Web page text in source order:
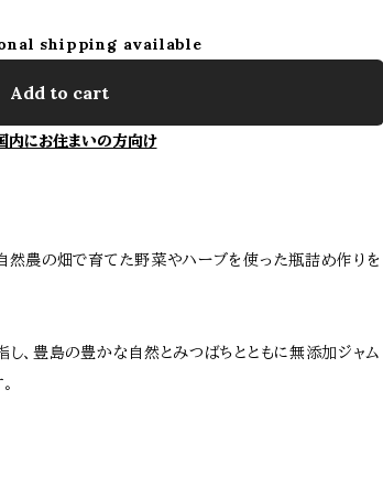
shipping available
Add to cart
内にお住まいの方向け
然農の畑で育てた野菜やハーブを使った瓶詰め作りを
、豊島の豊かな自然とみつばちとともに無添加ジャム